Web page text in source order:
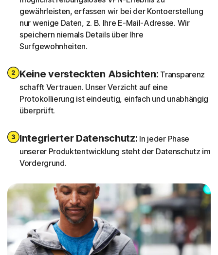
gewährleisten, erfassen wir bei der Kontoerstellung
nur wenige Daten, z. B. Ihre E-Mail-Adresse. Wir
speichern niemals Details über Ihre
Surfgewohnheiten.
Keine versteckten Absichten: Transparenz
schafft Vertrauen. Unser Verzicht auf eine
Protokollierung ist eindeutig, einfach und unabhängig
überprüft.
Integrierter Datenschutz: In jeder Phase
unserer Produktentwicklung steht der Datenschutz im
Vordergrund.